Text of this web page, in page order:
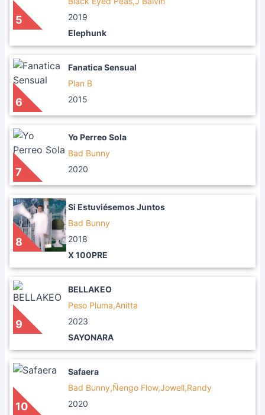
5
2019
Elephunk
6
Fanatica Sensual
Plan B
2015
7
Yo Perreo Sola
Bad Bunny
2020
8
Si Estuviésemos Juntos
Bad Bunny
2018
X 100PRE
9
BELLAKEO
Peso Pluma,Anitta
2023
SAYONARA
10
Safaera
Bad Bunny,Ñengo Flow,Jowell,Randy
2020